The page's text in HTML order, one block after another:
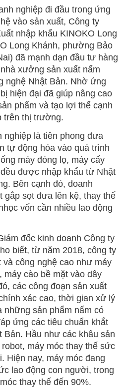
nghiệp đi đầu trong ứng
vào sản xuất, Công ty
nhập khẩu KINOKO Long
Long Khánh, phường Bảo
đã mạnh dạn đầu tư hàng
xưởng sản xuất nấm
nghệ Nhật Bản. Nhờ ứng
hiện đại đã giúp nâng cao
phẩm và tạo lợi thế cạnh
trên thị trường.
nghiệp là tiên phong đưa
tự động hóa vào quá trình
máy đóng lọ, máy cấy
được nhập khẩu từ Nhật
Bên cạnh đó, doanh
gắp sọt đưa lên kệ, thay thế
vốn cần nhiều lao động
đốc kinh doanh Công ty
biết, từ năm 2018, công ty
và công nghệ cao như máy
máy cào bề mặt vào dây
các công đoạn sản xuất
xác cao, thời gian xử lý
những sản phẩm nấm có
ứng các tiêu chuẩn khắt
Bản. Hầu như các khâu sản
máy móc thay thế sức
Hiện nay, máy móc đang
lao động con người, trong
thay thế đến 90%.